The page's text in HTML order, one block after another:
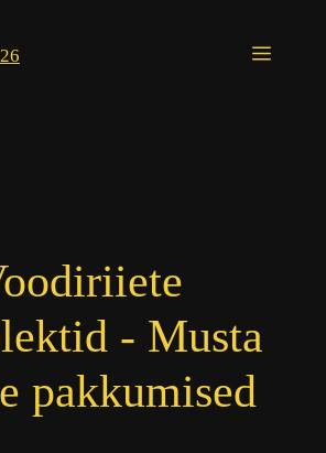
Menu
- Musta
pakkumised